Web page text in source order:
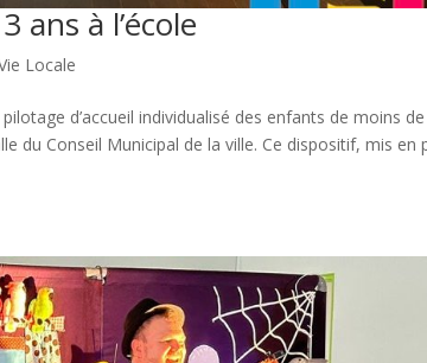
ans à l’école
Locale
d’accueil individualisé des enfants de moins
du Conseil Municipal de la ville. Ce dispositif, mis en